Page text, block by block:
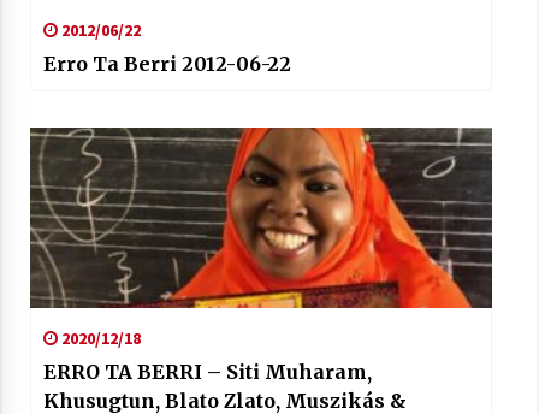
2012/06/22
Erro Ta Berri 2012-06-22
2020/12/18
ERRO TA BERRI – Siti Muharam,
Khusugtun, Blato Zlato, Muszikás &